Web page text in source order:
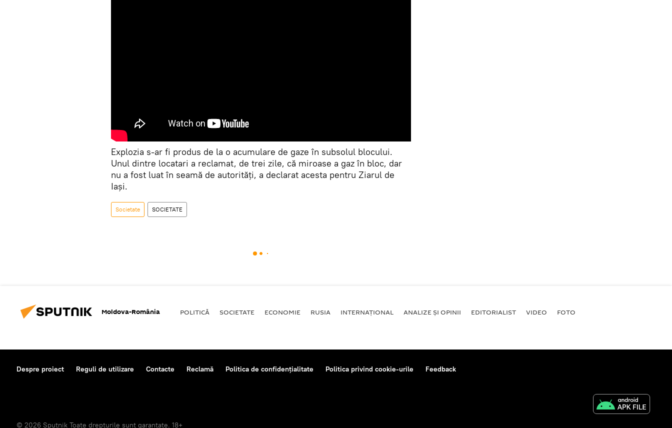
Explozia s-ar fi produs de la o acumulare de gaze în subsolul blocului.
Unul dintre locatari a reclamat, de trei zile, că miroase a gaz în bloc, dar
nu a fost luat în seamă de autorități, a declarat acesta pentru Ziarul de
Iași.
Societate SOCIETATE
Moldova-România POLITICĂ SOCIETATE ECONOMIE RUSIA INTERNAŢIONAL ANALIZE ȘI OPINII EDITORIALIST VIDEO FOTO
Despre proiect Reguli de utilizare Contacte Reclamă Politica de confidențialitate Politica privind cookie-urile Feedback
© 2026 Sputnik Toate drepturile sunt garantate. 18+